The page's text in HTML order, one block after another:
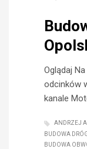
Oglądaj
odcinków
kanale
ANDRZEJ
BUDOWA
BUDOWA